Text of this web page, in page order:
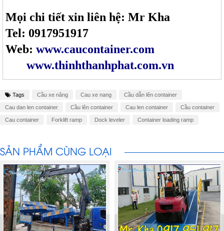
Mọi chi tiết xin liên hệ: Mr Kha
Tel: 0917951917
Web: www.caucontainer.com
www.thinhthanhphat.com.vn
Tags Cầu xe nâng Cau xe nang Cầu dẫn lên container
Cau dan len container Cầu lên container Cau len container Cầu container
Cau container Forklift ramp Dock leveler Container loading ramp
SẢN PHẨM CÙNG LOẠI